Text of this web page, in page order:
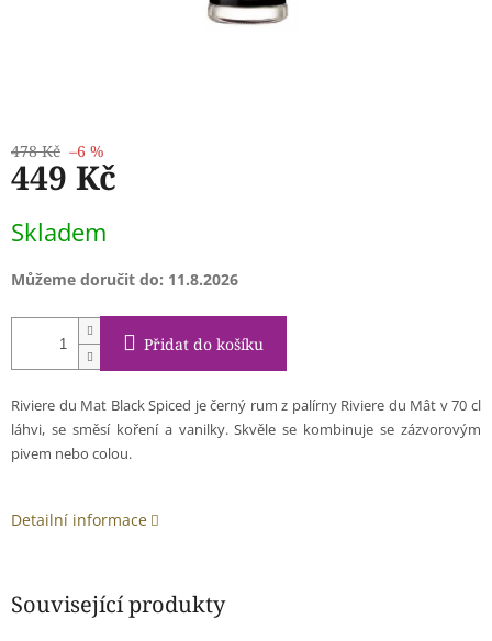
478 Kč –6 %
449 Kč
cena:
Skladem
Můžeme doručit do: 11.8.2026
Přidat do košíku
Riviere du Mat Black Spiced je černý rum z palírny Riviere du Mât v 70 cl
láhvi, se směsí koření a vanilky. Skvěle se kombinuje se zázvorovým
pivem nebo colou.
Detailní informace
Související produkty